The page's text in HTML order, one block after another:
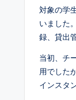
si
対象の学
いました
録、貸出
当初、チ
用でした
インスタ